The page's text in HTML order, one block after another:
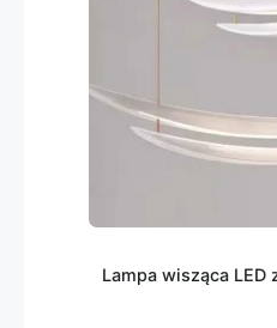
Lampa wisząca LED